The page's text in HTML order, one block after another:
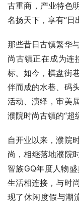
古重商，产业特色
名扬天下，享有“日
那些昔日古镇繁华
尚古镇正在成为连
标。如今，棋盘街
伴而成的水巷、码
活动、演绎，审美
濮院时尚古镇的“超
自开业以来，濮院
尚，相继落地濮院
智族GQ年度人物
生活相连接，与时
现了休闲度假与潮